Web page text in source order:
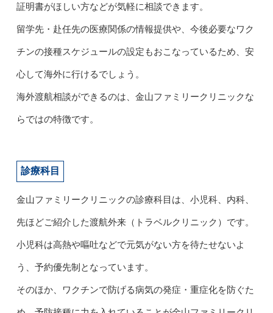
証明書がほしい方などが気軽に相談できます。
留学先・赴任先の医療関係の情報提供や、今後必要なワク
チンの接種スケジュールの設定もおこなっているため、安
心して海外に行けるでしょう。
海外渡航相談ができるのは、金山ファミリークリニックな
らではの特徴です。
診療科目
金山ファミリークリニックの診療科目は、小児科、内科、
先ほどご紹介した渡航外来（トラベルクリニック）です。
小児科は高熱や嘔吐などで元気がない方を待たせないよ
う、予約優先制となっています。
そのほか、ワクチンで防げる病気の発症・重症化を防ぐた